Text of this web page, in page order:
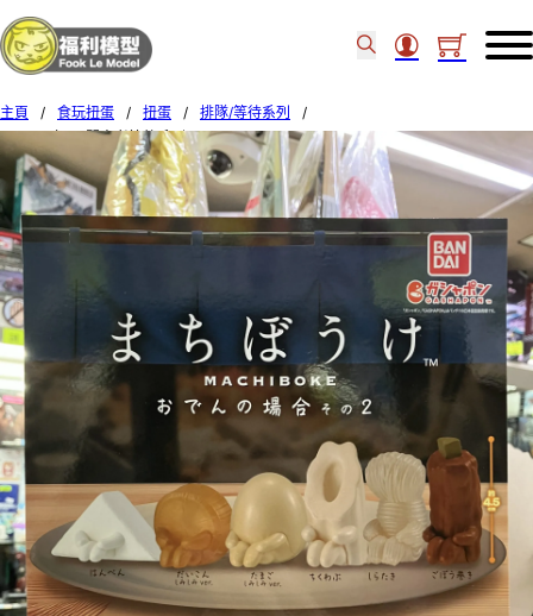
主頁 / 食玩扭蛋 / 扭蛋 / 排隊/等待系列
/
BANDAI扭蛋 關東煮等待系列2 SET OF 5 (1)